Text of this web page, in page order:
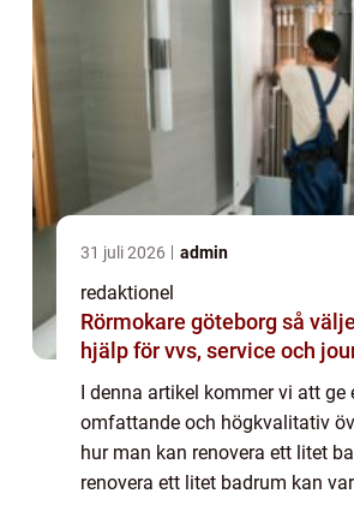
31 juli 2026 admin
redaktionel
Rörmokare göteborg så väljer du rätt
hjälp för vvs, service och
I denna artikel kommer vi att ge
omfattande och högkvalitativ
hur man kan renovera ett litet
renovera ett litet badrum kan